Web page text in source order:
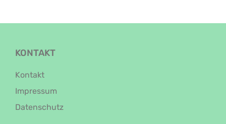
KONTAKT
Kontakt
Impressum
Datenschutz